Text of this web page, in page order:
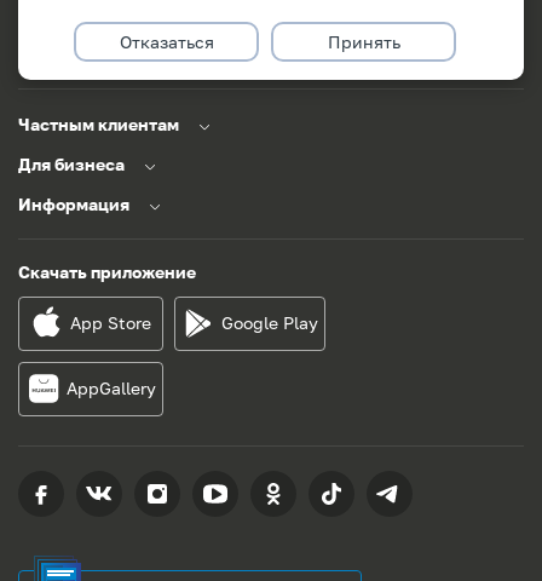
Заказать звонок Задать вопрос
Частным клиентам
Для бизнеса
Информация
Скачать приложение
App Store Google Play
AppGallery
Отказаться Принять